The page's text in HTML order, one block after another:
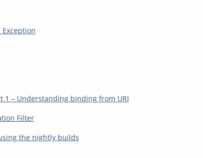
Exception
1 – Understanding binding from URI
Filter
the nightly builds